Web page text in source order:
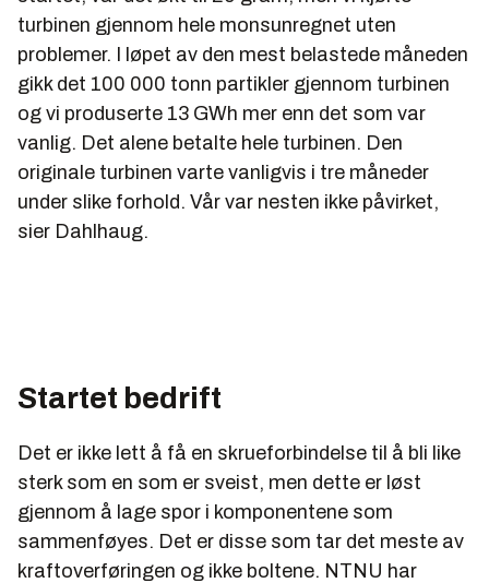
turbinen gjennom hele monsunregnet uten
problemer. I løpet av den mest belastede måneden
gikk det 100 000 tonn partikler gjennom turbinen
og vi produserte 13 GWh mer enn det som var
vanlig. Det alene betalte hele turbinen. Den
originale turbinen varte vanligvis i tre måneder
under slike forhold. Vår var nesten ikke påvirket,
sier Dahlhaug.
Startet bedrift
Det er ikke lett å få en skrueforbindelse til å bli like
sterk som en som er sveist, men dette er løst
gjennom å lage spor i komponentene som
sammenføyes. Det er disse som tar det meste av
kraftoverføringen og ikke boltene. NTNU har